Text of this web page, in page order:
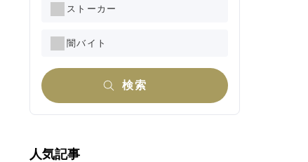
ストーカー
闇バイト
検索
人気記事